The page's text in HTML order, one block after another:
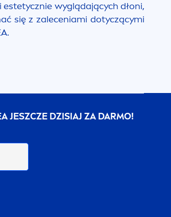
wyglądających dłoni,
się z zaleceniami dotyczącymi
.
JESZCZE DZISIAJ ZA DARMO!